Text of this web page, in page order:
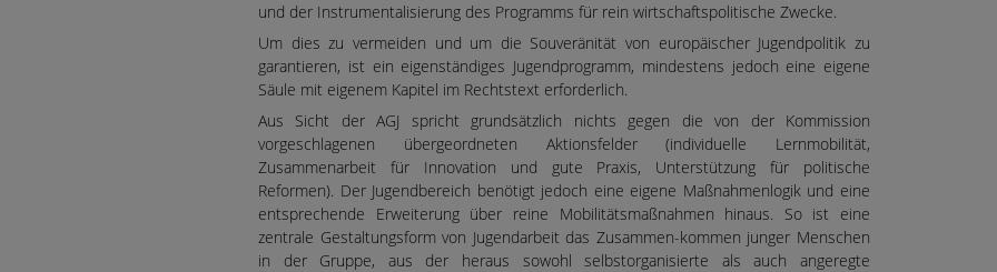
und der Instrumentalisierung des Programms für rein wirtschaftspolitische Zwecke.
Um dies zu vermeiden und um die Souveränität von europäischer Jugendpolitik zu
garantieren, ist ein eigenständiges Jugendprogramm, mindestens jedoch eine eigene
Säule mit eigenem Kapitel im Rechtstext erforderlich.
Aus Sicht der AGJ spricht grundsätzlich nichts gegen die von der Kommission
vorgeschlagenen übergeordneten Aktionsfelder (individuelle Lernmobilität,
Zusammenarbeit für Innovation und gute Praxis, Unterstützung für politische
Reformen). Der Jugendbereich benötigt jedoch eine eigene Maßnahmenlogik und eine
entsprechende Erweiterung über reine Mobilitätsmaßnahmen hinaus. So ist eine
zentrale Gestaltungsform von Jugendarbeit das Zusammen-kommen junger Menschen
in der Gruppe, aus der heraus sowohl selbstorganisierte als auch angeregte